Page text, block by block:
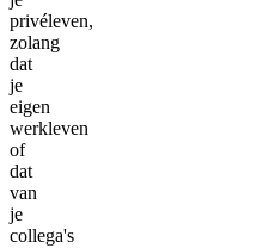
privéleven,
zolang
dat
je
eigen
werkleven
of
dat
van
je
collega's